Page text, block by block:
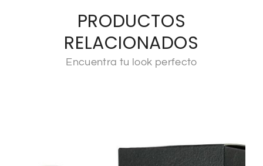
PRODUCTOS
RELACIONADOS
Encuentra tu look perfecto